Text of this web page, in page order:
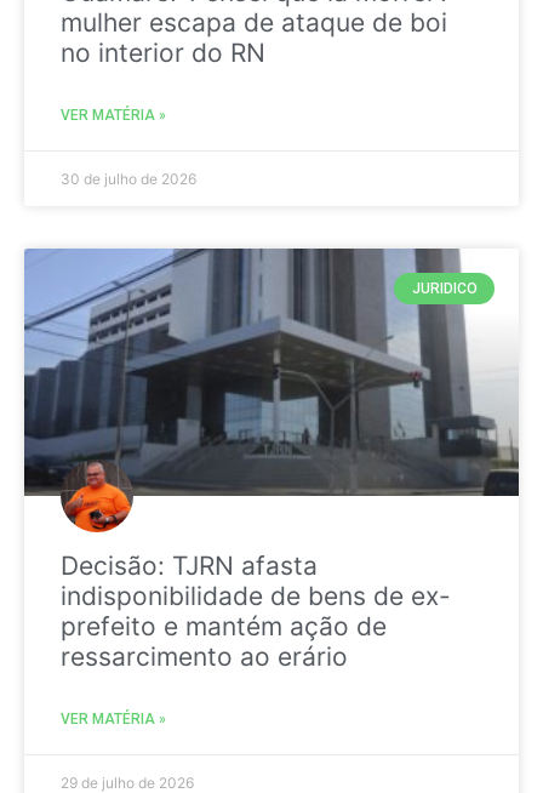
mulher escapa de ataque de boi
no interior do RN
VER MATÉRIA »
30 de julho de 2026
JURIDICO
Decisão: TJRN afasta
indisponibilidade de bens de ex-
prefeito e mantém ação de
ressarcimento ao erário
VER MATÉRIA »
29 de julho de 2026